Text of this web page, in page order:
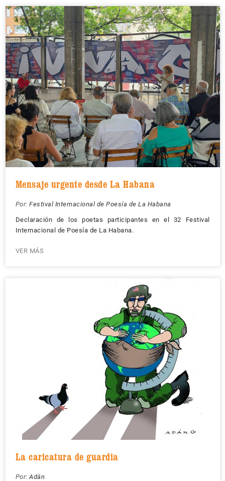
Mensaje urgente desde La Habana
Por: Festival Internacional de Poesía de La Habana
Declaración de los poetas participantes en el 32 Festival
Internacional de Poesía de La Habana.
VER MÁS
La caricatura de guardia
Por: Adán